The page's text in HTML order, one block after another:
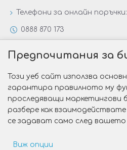
Телефони за онлайн поръчки:
0888 870 173
Специални предложения
Защо да изберете Victoria
Как да изберем годежен
Предпочитания за
Този уеб сайт използва
гарантира правилното му
проследяващи маркетингови
разбере как
се задават само след вашето
Виж опции